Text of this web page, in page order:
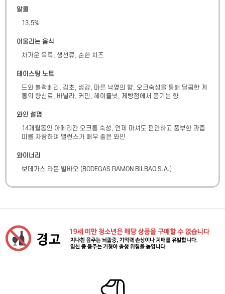
알콜
13.5%
어울리는 음식
차가운 육류, 생선류, 순한 치즈
테이스팅 노트
드와 블랙베리, 감초, 생강, 마른 낙옆의 향, 오크숙성을 통해 달콤한 계
통의 향신료, 바닐라, 커민, 헤이즐넛, 제빵점에서 풍기는 향
와인 설명
14개월동안 아메리칸 오크통 숙성, 언제 마셔도 편안하고 풍부한 과즙
미를 자랑하며 밸런스가 매우 좋은 와인
와이너리
보데가스 라몬 빌바오 ( BODEGAS RAMON BILBAO S.A.)